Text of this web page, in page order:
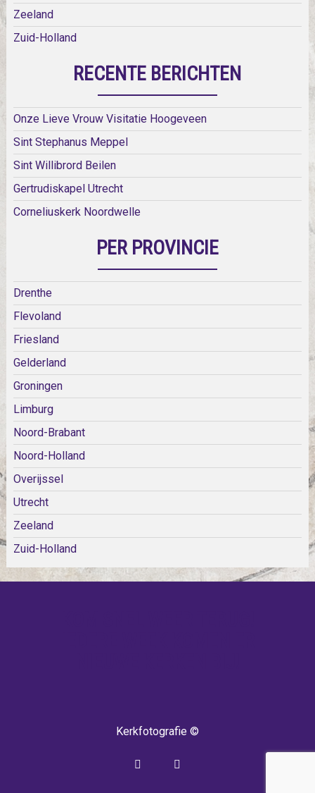
Zeeland
Zuid-Holland
RECENTE BERICHTEN
Onze Lieve Vrouw Visitatie Hoogeveen
Sint Stephanus Meppel
Sint Willibrord Beilen
Gertrudiskapel Utrecht
Corneliuskerk Noordwelle
PER PROVINCIE
Drenthe
Flevoland
Friesland
Gelderland
Groningen
Limburg
Noord-Brabant
Noord-Holland
Overijssel
Utrecht
Zeeland
Zuid-Holland
Kerkfotografie ©